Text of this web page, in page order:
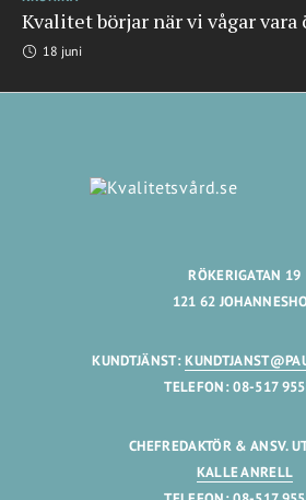
Kvalitet börjar när vi vågar vara
18 juni
RÖKERIGATAN 19
121 62
KUNDTJÄNST:
TELEFON: 08-517
CHEFREDAKTÖR & ANSV.
KALLE ANRELL